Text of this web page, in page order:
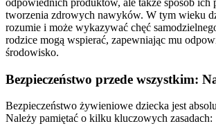
odpowiednich produktów, ale także sposób ich
tworzenia zdrowych nawyków. W tym wieku
rozumie i może wykazywać chęć
rodzice mogą wspierać, zapewniając mu
środowisko.
Bezpieczeństwo przede wszystkim:
Bezpieczeństwo żywieniowe dziecka jest
Należy pamiętać o kilku kluczowych zasadach: